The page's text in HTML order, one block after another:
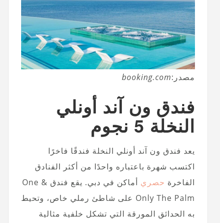
مصدر:booking.com
فندق ون آند أونلي
النخلة 5 نجوم
يعد فندق ون آند أونلي النخلة فندقًا فاخرًا
اكتسب شهرة باعتباره واحدًا من أكثر الفنادق
الفاخرة حصري
أماكن في دبي. يقع فندق One &
Only The Palm على شاطئ رملي خاص، وتحيط
به الحدائق المورقة التي تشكل خلفية مثالية